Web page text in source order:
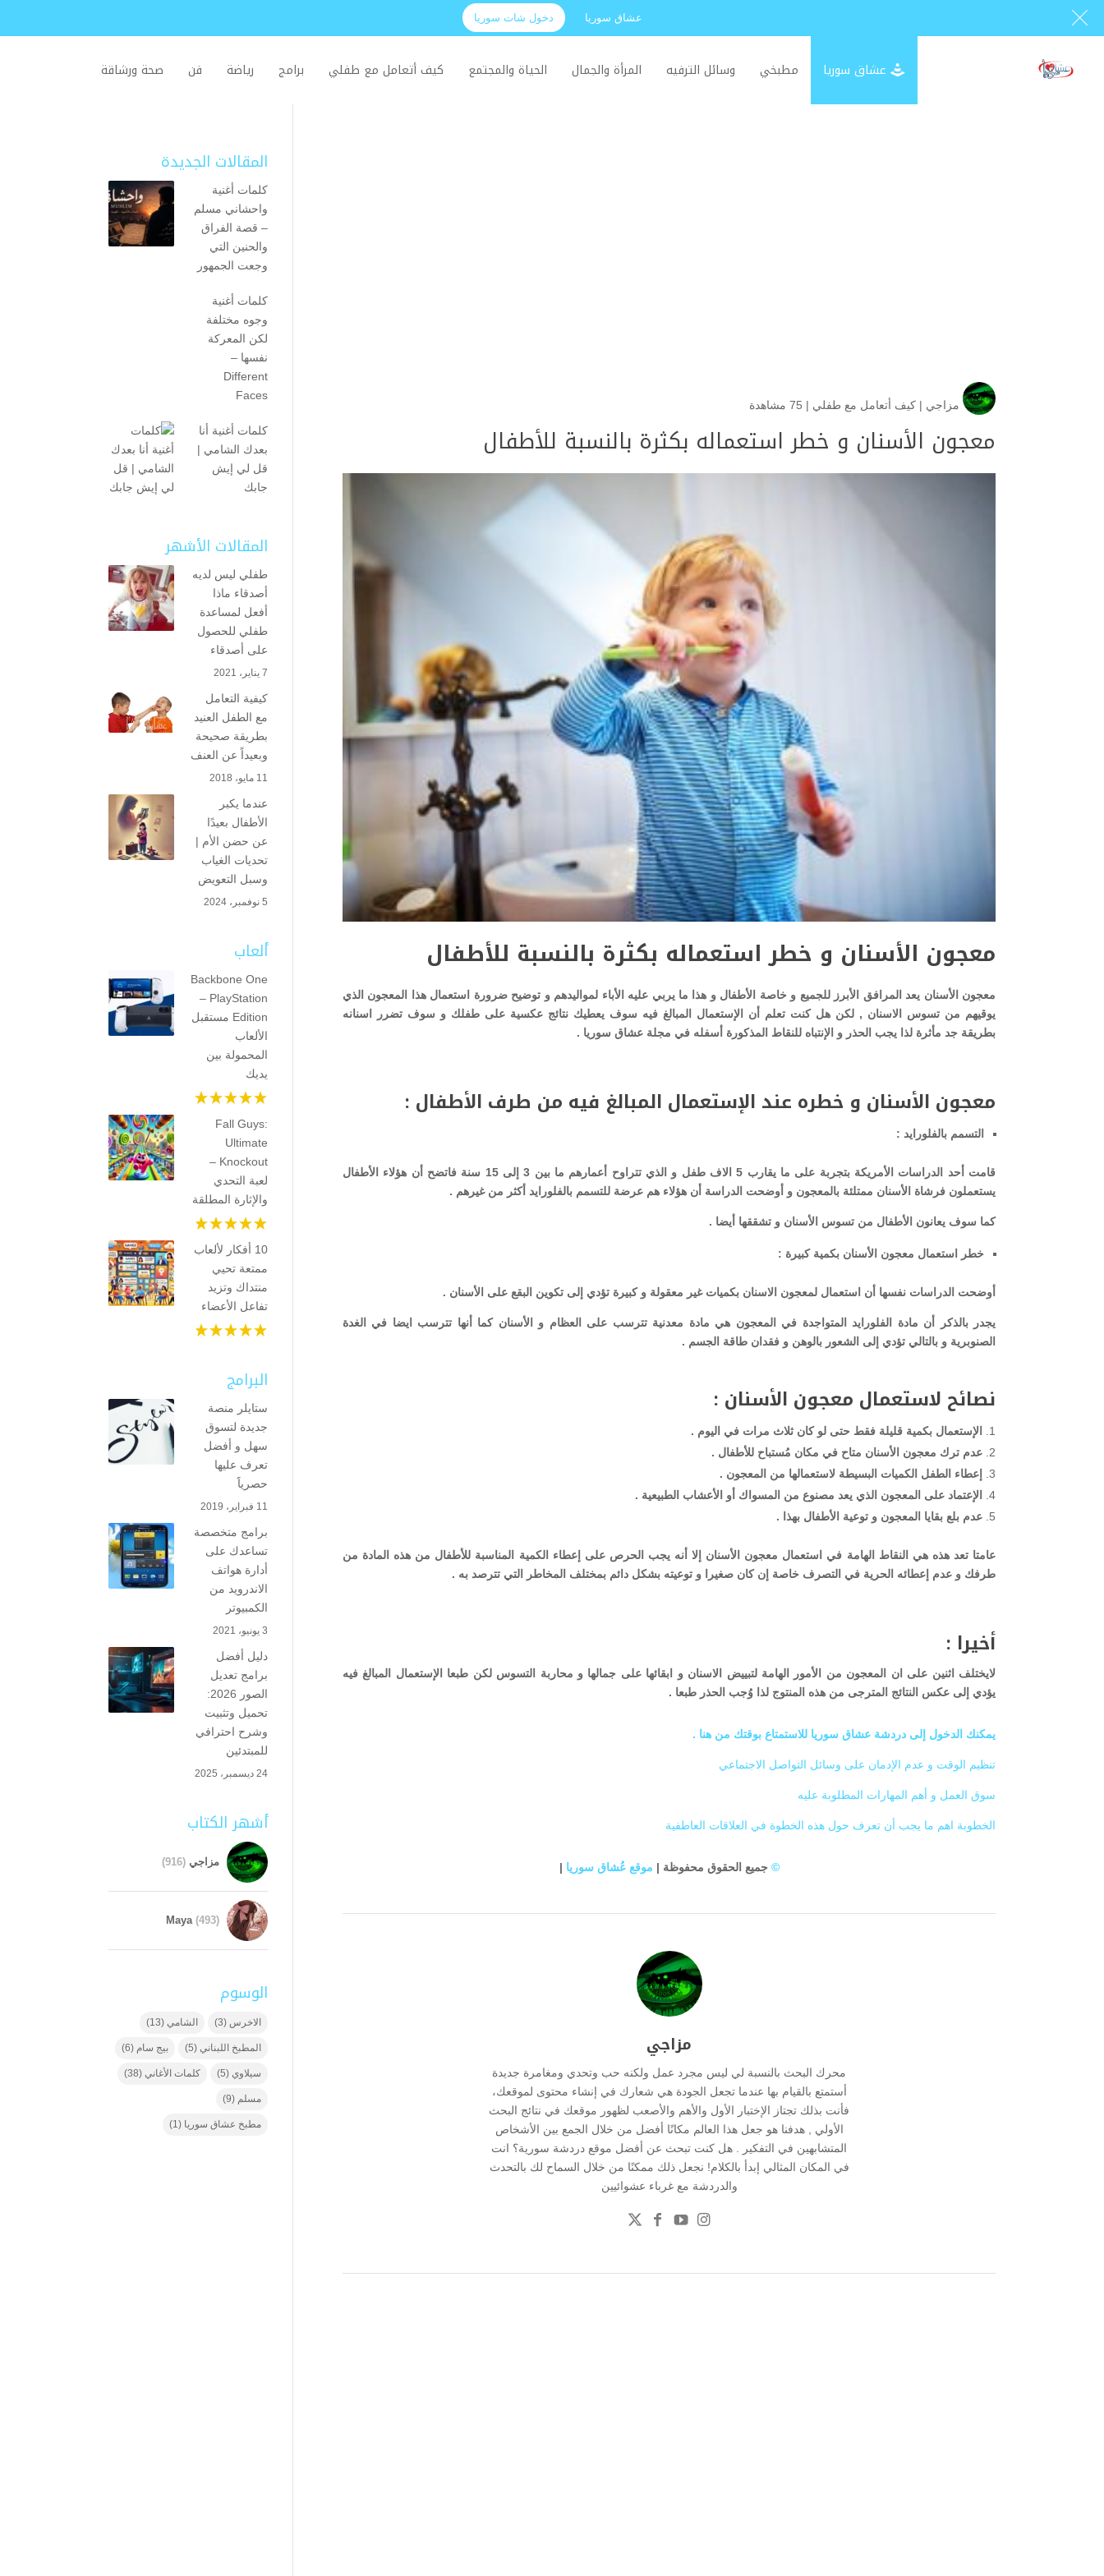
عشاق سوريا دخول شات سوريا
عشاق سوريا مطبخي وسائل الترفيه المرأة والجمال الحياة والمجتمع كيف أتعامل مع طفلي برامج رياضة فن صحة ورشاقة
مزاجي | كيف أتعامل مع طفلي | 75 مشاهدة
معجون الأسنان و خطر استعماله بكثرة بالنسبة للأطفال
معجون الأسنان و خطر استعماله بكثرة بالنسبة للأطفال
معجون الأسنان يعد المرافق الأبرز للجميع و خاصة الأطفال و هذا ما يربي عليه الأباء لمواليدهم و توضيح ضرورة استعمال هذا المعجون الذي
يوقيهم من تسوس الاسنان , لكن هل كنت تعلم أن الإستعمال المبالغ فيه سوف يعطيك نتائج عكسية على طفلك و سوف تضرر اسنانه
بطريقة جد مأثرة لذا يجب الحذر و الإنتباه للنقاط المذكورة أسفله في مجلة عشاق سوريا .
معجون الأسنان و خطره عند الإستعمال المبالغ فيه من طرف الأطفال :
التسمم بالفلورايد :
قامت أحد الدراسات الأمريكة بتجربة على ما يقارب 5 الاف طفل و الذي تتراوح أعمارهم ما بين 3 إلى 15 سنة فاتضح أن هؤلاء الأطفال
يستعملون فرشاة الأسنان ممتلئة بالمعجون و أوضحت الدراسة أن هؤلاء هم عرضة للتسمم بالفلورايد أكثر من غيرهم .
كما سوف يعانون الأطفال من تسوس الأسنان و تشققها أيضا .
خطر استعمال معجون الأسنان بكمية كبيرة :
أوضحت الدراسات نفسها أن استعمال لمعجون الاسنان بكميات غير معقولة و كبيرة تؤدي إلى تكوين البقع على الأسنان .
يجدر بالذكر أن مادة الفلورايد المتواجدة في المعجون هي مادة معدنية تترسب على العظام و الأسنان كما أنها تترسب ايضا في الغدة
الصنوبرية و بالتالي تؤدي إلى الشعور بالوهن و فقدان طاقة الجسم .
نصائح لاستعمال معجون الأسنان :
الإستعمال بكمية قليلة فقط حتى لو كان ثلاث مرات في اليوم .
عدم ترك معجون الأسنان متاح في مكان مُستباح للأطفال .
إعطاء الطفل الكميات البسيطة لاستعمالها من المعجون .
الإعتماد على المعجون الذي يعد مصنوع من المسواك أو الأعشاب الطبيعية .
عدم بلع بقايا المعجون و توعية الأطفال بهذا .
عامتا تعد هذه هي النقاط الهامة في استعمال معجون الأسنان إلا أنه يجب الحرص على إعطاء الكمية المناسبة للأطفال من هذه المادة من
طرفك و عدم إعطائه الحرية في التصرف خاصة إن كان صغيرا و توعيته بشكل دائم بمختلف المخاطر التي تترصد به .
أخيرا :
لايختلف اثنين على ان المعجون من الأمور الهامة لتبييض الاسنان و ابقائها على جمالها و محاربة التسوس لكن طبعا الإستعمال المبالغ فيه
يؤدي إلى عكس النتائج المترجى من هذه المنتوج لذا وُجب الحذر طبعا .
يمكنك الدخول إلى دردشة عشاق سوريا للاستمتاع بوقتك من هنا .
تنظيم الوقت و عدم الإدمان على وسائل التواصل الاجتماعي
سوق العمل و أهم المهارات المطلوبة عليه
الخطوبة اهم ما يجب أن تعرف حول هذه الخطوة في العلاقات العاطفية
© جميع الحقوق محفوظة | موقع عُشاق سوريا |
مزاجي
محرك البحث بالنسبة لي ليس مجرد عمل ولكنه حب وتحدي ومغامرة جديدة
أستمتع بالقيام بها عندما تجعل الجودة هي شعارك في إنشاء محتوى لموقعك،
فأنت بذلك تجتاز الإختبار الأول والأهم والأصعب لظهور موقعك في نتائج البحث
الأولي , هدفنا هو جعل هذا العالم مكانًا أفضل من خلال الجمع بين الأشخاص
المتشابهين في التفكير . هل كنت تبحث عن أفضل موقع دردشة سورية؟ انت
في المكان المثالي إبدأ بالكلام! نجعل ذلك ممكنًا من خلال السماح لك بالتحدث
والدردشة مع غرباء عشوائيين
المقالات الجديدة
كلمات أغنية
واحشاني مسلم
– قصة الفراق
والحنين التي
وجعت الجمهور
كلمات أغنية
وجوه مختلفة
لكن المعركة
نفسها –
Different
Faces
كلمات أغنية أنا
بعدك الشامي |
قل لي إيش
جابك
المقالات الأشهر
طفلي ليس لديه
أصدقاء ماذا
أفعل لمساعدة
طفلي للحصول
على أصدقاء
7 يناير، 2021
كيفية التعامل
مع الطفل العنيد
بطريقة صحيحة
وبعيداً عن العنف
11 مايو، 2018
عندما يكبر
الأطفال بعيدًا
عن حضن الأم |
تحديات الغياب
وسبل التعويض
5 نوفمبر، 2024
ألعاب
Backbone One
– PlayStation
Edition مستقبل
الألعاب
المحمولة بين
يديك
Fall Guys:
Ultimate
Knockout –
لعبة التحدي
والإثارة المطلقة
10 أفكار لألعاب
ممتعة تحيي
منتداك وتزيد
تفاعل الأعضاء
البرامج
ستايلر منصة
جديدة لتسوق
سهل و أفضل
تعرف عليها
حصرياََ
11 فبراير، 2019
برامج متخصصة
تساعدك على
أدارة هواتف
الاندرويد من
الكمبيوتر
3 يونيو، 2021
دليل أفضل
برامج تعديل
الصور 2026:
تحميل وتثبيت
وشرح احترافي
للمبتدئين
24 ديسمبر، 2025
أشهر الكتاب
مزاجي (916)
Maya (493)
الوسوم
الاخرس (3) الشامي (13)
المطبخ اللبناني (5) بيج سام (6)
سيلاوي (5) كلمات الأغاني (38)
مسلم (9)
مطبخ عشاق سوريا (1)